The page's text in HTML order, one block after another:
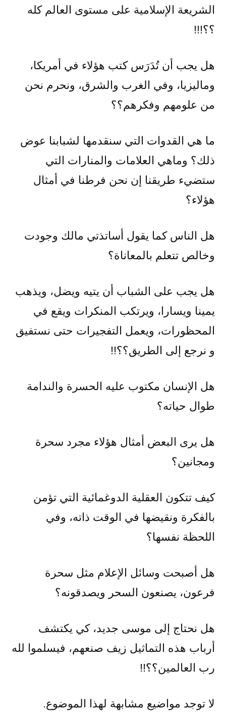
الشريعة الإسلامية على مستوى العالم كله
؟؟!!!
هل يجب أن تُدَرَس كتب هؤلاء في أمريكا،
وماليزيا، وفي الغرب والشرق، ونحرم نحن
من علومهم وفكرهم؟؟
ما هي القدوات التي سنقدمها لشبابنا عوض
ذلك؟ وماهي العلامات والمنارات التي
ستضيء طريقنا إن نحن فرطنا في أمثال
هؤلاء؟
هل الناس كما يقول أساتذتي مالك وجودت
وخالص تتعلم بالمعاناة؟
هل يجب على الشباب أن يتيه ويضل، ويذهب
يمينا ويسارا، ويرتكب المنكرات ويقع في
المحظورات، ويعمل التفجيرات حتى نستفيق
و نرجع إلى الطريق؟؟!!
هل الإنسان مكتوب عليه الحسرة والندامة
طوال حياته؟
هل يرى البعض أمثال هؤلاء مجرد سحرة
ومجانين؟
كيف تتكون العقلية الدوغمائية التي تؤمن
بالفكرة ونقيضها في الوقت ذاته، وفي
اللحظة نفسها؟
هل أصبحت وسائل الإعلام مثل سحرة
فرعون، يصنعون السحر ويصدقونه؟
هل نحتاج إلى موسى جديد، كي يكتشف
أرباب هذه التماثيل زيف صنعهم، فيسلموا لله
رب العالمين؟؟!!
لا توجد مواضيع مشابهة لهذا الموضوع.